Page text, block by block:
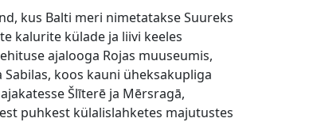
kus Balti meri nimetatakse Suureks
kalurite külade ja liivi keeles
ajalooga Rojas muuseumis,
koos kauni üheksakupliga
Šlīterē ja Mērsragā,
puhkest külalislahketes majutustes